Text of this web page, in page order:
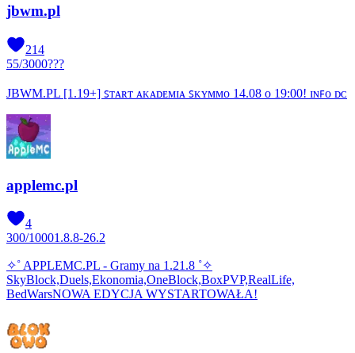
jbwm.pl
214
55/3000???
JBWM.PL [1.19+] ꜱᴛᴀʀᴛ ᴀᴋᴀᴅᴇᴍɪᴀ ꜱᴋʏᴍᴍᴏ 14.08 ᴏ 19:00! ɪɴꜰᴏ ᴅᴄ
applemc.pl
4
300/10001.8.8-26.2
✧˚ APPLEMC.PL - Gramy na 1.21.8 ˚✧
SkyBlock,Duels,Ekonomia,OneBlock,BoxPVP,RealLife,
BedWarsNOWA EDYCJA WYSTARTOWAŁA!